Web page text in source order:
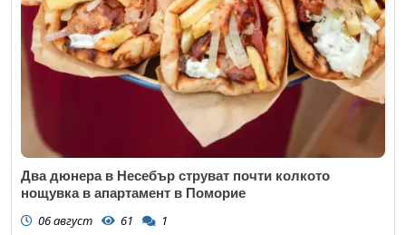
Два дюнера в Несебър струват почти колкото
нощувка в апартамент в Поморие
06 август 61 1